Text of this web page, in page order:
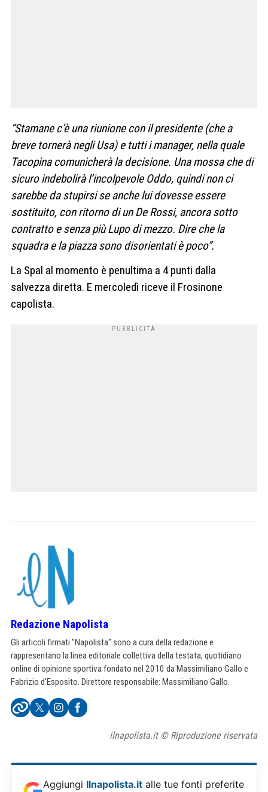
“Stamane c’è una riunione con il presidente (che a
breve tornerà negli Usa) e tutti i manager, nella quale
Tacopina comunicherà la decisione. Una mossa che di
sicuro indebolirà l’incolpevole Oddo, quindi non ci
sarebbe da stupirsi se anche lui dovesse essere
sostituito, con ritorno di un De Rossi, ancora sotto
contratto e senza più Lupo di mezzo. Dire che la
squadra e la piazza sono disorientati è poco”.
La Spal al momento è penultima a 4 punti dalla
salvezza diretta. E mercoledì riceve il Frosinone
capolista.
Redazione Napolista
Gli articoli firmati "Napolista" sono a cura della redazione e
rappresentano la linea editoriale collettiva della testata, quotidiano
online di opinione sportiva fondato nel 2010 da Massimiliano Gallo e
Fabrizio d'Esposito. Direttore responsabile: Massimiliano Gallo.
ilnapolista.it © Riproduzione riservata
Aggiungi Ilnapolista.it alle tue fonti preferite